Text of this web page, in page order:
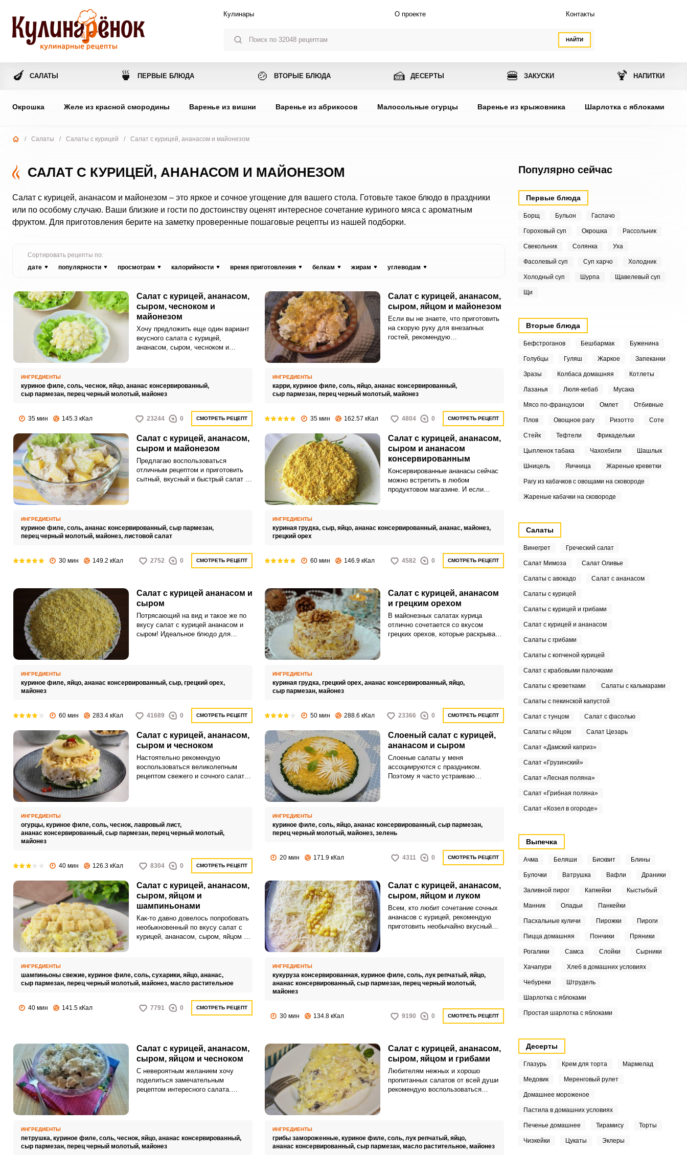
НАЙТИ
Кулинары О проекте Контакты
🍆 САЛАТЫ 🍵 ПЕРВЫЕ БЛЮДА 🍲 ВТОРЫЕ БЛЮДА 🍰 ДЕСЕРТЫ 🍔 ЗАКУСКИ 🍹 НАПИТКИ
Окрошка Желе из красной смородины Варенье из вишни Варенье из абрикосов Малосольные огурцы Варенье из крыжовника Шарлотка с яблоками
/ Салаты / Салаты с курицей / Салат с курицей, ананасом и майонезом
САЛАТ С КУРИЦЕЙ, АНАНАСОМ И МАЙОНЕЗОМ
Салат с курицей, ананасом и майонезом – это яркое и сочное угощение для вашего стола. Готовьте такое блюдо в праздники
или по особому случаю. Ваши близкие и гости по достоинству оценят интересное сочетание куриного мяса с ароматным
фруктом. Для приготовления берите на заметку проверенные пошаговые рецепты из нашей подборки.
Сортировать рецепты по:
дате
популярности просмотрам калорийности время приготовления белкам жирам углеводам
Салат с курицей, ананасом,
сыром, чесноком и
майонезом
Хочу предложить еще один вариант
вкусного салата с курицей,
ананасом, сыром, чесноком и
ИНГРЕДИЕНТЫ
куриное филе, соль, чеснок, яйцо, ананас консервированный,
сыр пармезан, перец черный молотый, майонез
35 мин 145.3 кКал 23244 0 СМОТРЕТЬ РЕЦЕПТ
Салат с курицей, ананасом,
сыром, яйцом и майонезом
Если вы не знаете, что приготовить
на скорую руку для внезапных
гостей, рекомендую
майонеза. Закуска получается
необыкновенно аппетитной,
ИНГРЕДИЕНТЫ
карри, куриное филе, соль, яйцо, ананас консервированный,
сыр пармезан, перец черный молотый, майонез
35 мин 162.57 кКал 4804 0 СМОТРЕТЬ РЕЦЕПТ
Салат с курицей, ананасом,
сыром и майонезом
Предлагаю воспользоваться
отличным рецептом и приготовить
сытный, вкусный и быстрый салат с
отварите или используйте копченое
куриное филе.
ИНГРЕДИЕНТЫ
куриное филе, соль, ананас консервированный, сыр пармезан,
перец черный молотый, майонез, листовой салат
30 мин 149.2 кКал 2752 0 СМОТРЕТЬ РЕЦЕПТ
Салат с курицей, ананасом,
сыром и ананасом
консервированным
Консервированные ананасы сейчас
можно встретить в любом
продуктовом магазине. И если
ИНГРЕДИЕНТЫ
куриная грудка, сыр, яйцо, ананас консервированный, ананас, майонез,
грецкий орех
60 мин 146.9 кКал 4582 0 СМОТРЕТЬ РЕЦЕПТ
Салат с курицей ананасом и
сыром
Потрясающий на вид и такое же по
вкусу салат с курицей ананасом и
сыром! Идеальное блюдо для
ИНГРЕДИЕНТЫ
куриное филе, яйцо, ананас консервированный, сыр, грецкий орех,
майонез
60 мин 283.4 кКал 41689 0 СМОТРЕТЬ РЕЦЕПТ
Салат с курицей, ананасом
и грецким орехом
В майонезных салатах курица
отлично сочетается со вкусом
грецких орехов, которые раскрывают
ИНГРЕДИЕНТЫ
куриная грудка, грецкий орех, ананас консервированный, яйцо,
сыр пармезан, майонез
50 мин 288.6 кКал 23366 0 СМОТРЕТЬ РЕЦЕПТ
Салат с курицей, ананасом,
сыром и чесноком
Настоятельно рекомендую
воспользоваться великолепным
рецептом свежего и сочного салата
семейного застолья.
ИНГРЕДИЕНТЫ
огурцы, куриное филе, соль, чеснок, лавровый лист,
ананас консервированный, сыр пармезан, перец черный молотый,
майонез
40 мин 126.3 кКал 8304 0 СМОТРЕТЬ РЕЦЕПТ
Слоеный салат с курицей,
ананасом и сыром
Слоеные салаты у меня
ассоциируются с праздником.
Поэтому я часто устраиваю
ИНГРЕДИЕНТЫ
куриное филе, соль, яйцо, ананас консервированный, сыр пармезан,
перец черный молотый, майонез, зелень
20 мин 171.9 кКал 4311 0 СМОТРЕТЬ РЕЦЕПТ
Салат с курицей, ананасом,
сыром, яйцом и
шампиньонами
Как-то давно довелось попробовать
необыкновенный по вкусу салат с
курицей, ананасом, сыром, яйцом и
сочный салат на все семейные
праздники!
ИНГРЕДИЕНТЫ
шампиньоны свежие, куриное филе, соль, сухарики, яйцо, ананас,
сыр пармезан, перец черный молотый, майонез, масло растительное
40 мин 141.5 кКал 7791 0 СМОТРЕТЬ РЕЦЕПТ
Салат с курицей, ананасом,
сыром, яйцом и луком
Всем, кто любит сочетание сочных
ананасов с курицей, рекомендую
приготовить необычайно вкусный
идеальным соотношением
ингредиентов.
ИНГРЕДИЕНТЫ
кукуруза консервированная, куриное филе, соль, лук репчатый, яйцо,
ананас консервированный, сыр пармезан, перец черный молотый,
майонез
30 мин 134.8 кКал 9190 0 СМОТРЕТЬ РЕЦЕПТ
Салат с курицей, ананасом,
сыром, яйцом и чесноком
С невероятным желанием хочу
поделиться замечательным
рецептом интересного салата.
ИНГРЕДИЕНТЫ
петрушка, куриное филе, соль, чеснок, яйцо, ананас консервированный,
сыр пармезан, перец черный молотый, майонез
Салат с курицей, ананасом,
сыром, яйцом и грибами
Любителям нежных и хорошо
пропитанных салатов от всей души
рекомендую воспользоваться
салата займет минимальное
количество времени.
ИНГРЕДИЕНТЫ
грибы замороженные, куриное филе, соль, лук репчатый, яйцо,
ананас консервированный, сыр пармезан, масло растительное, майонез
Популярно сейчас
Первые блюда
Борщ Бульон Гаспачо
Гороховый суп Окрошка Рассольник
Свекольник Солянка Уха
Фасолевый суп Суп харчо Холодник
Холодный суп Шурпа Щавелевый суп
Щи
Вторые блюда
Бефстроганов Бешбармак Буженина
Голубцы Гуляш Жаркое Запеканки
Зразы Колбаса домашняя Котлеты
Лазанья Люля-кебаб Мусака
Мясо по-французски Омлет Отбивные
Плов Овощное рагу Ризотто Соте
Стейк Тефтели Фрикадельки
Цыпленок табака Чахохбили Шашлык
Шницель Яичница Жареные креветки
Рагу из кабачков с овощами на сковороде
Жареные кабачки на сковороде
Салаты
Винегрет Греческий салат
Салат Мимоза Салат Оливье
Салаты с авокадо Салат с ананасом
Салаты с курицей
Салаты с курицей и грибами
Салат с курицей и ананасом
Салаты с грибами
Салаты с копченой курицей
Салат с крабовыми палочками
Салаты с креветками Салаты с кальмарами
Салаты с пекинской капустой
Салат с тунцом Салат с фасолью
Салаты с яйцом Салат Цезарь
Салат «Дамский каприз»
Салат «Грузинский»
Салат «Лесная поляна»
Салат «Грибная поляна»
Салат «Козел в огороде»
Выпечка
Ачма Беляши Бисквит Блины
Булочки Ватрушка Вафли Драники
Заливной пирог Капкейки Кыстыбый
Манник Оладьи Панкейки
Пасхальные куличи Пирожки Пироги
Пицца домашняя Пончики Пряники
Рогалики Самса Слойки Сырники
Хачапури Хлеб в домашних условиях
Чебуреки Штрудель
Шарлотка с яблоками
Простая шарлотка с яблоками
Десерты
Глазурь Крем для торта Мармелад
Медовик Меренговый рулет
Домашнее мороженое
Пастила в домашних условиях
Печенье домашнее Тирамису Торты
Чизкейки Цукаты Эклеры
Войдите
с помощью социальных сетей:
или